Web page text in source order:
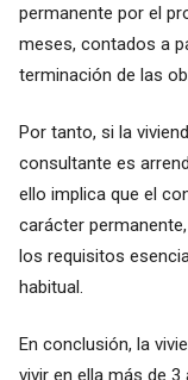
permanente por el
meses, contados a
terminación de las
Por tanto, si la
consultante es
ello implica que el
carácter
los requisitos
habitual.
En conclusión, la
vivir en ella más de